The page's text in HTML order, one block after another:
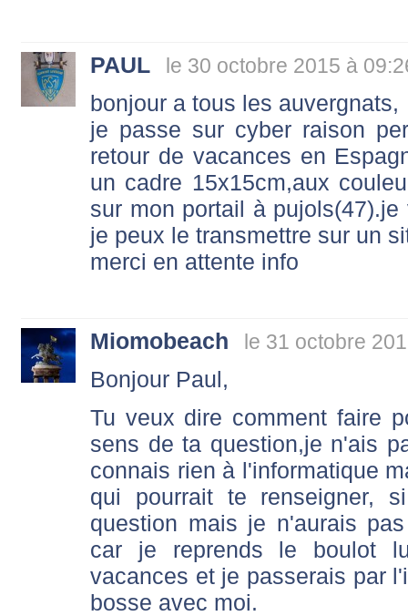
PAUL le 30 octobre 2015 à
bonjour a tous les auvergnats,
je passe sur cyber raison
retour de vacances en
un cadre 15x15cm,aux
sur mon portail à
je peux le transmettre sur un
merci en attente info
Miomobeach le 31 octobre
Bonjour Paul,
Tu veux dire comment faire
sens de ta question,je n'ais
connais rien à l'informatique
qui pourrait te renseigner,
question mais je n'aurais
car je reprends le boulot
vacances et je passerais par
bosse avec moi.